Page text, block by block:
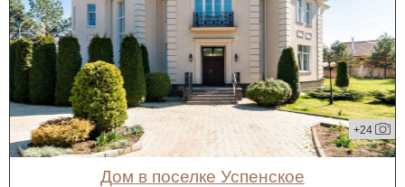
+24
дом в поселке Успенское